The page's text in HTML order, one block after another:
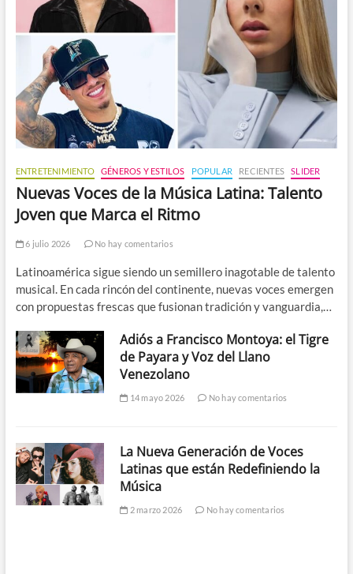
ENTRETENIMIENTO GÉNEROS Y ESTILOS POPULAR RECIENTES SLIDER
Nuevas Voces de la Música Latina: Talento
Joven que Marca el Ritmo
6 julio 2026 No hay comentarios
Latinoamérica sigue siendo un semillero inagotable de talento
musical. En cada rincón del continente, nuevas voces emergen
con propuestas frescas que fusionan tradición y vanguardia,…
Adiós a Francisco Montoya: el Tigre
de Payara y Voz del Llano
Venezolano
14 mayo 2026 No hay comentarios
La Nueva Generación de Voces
Latinas que están Redefiniendo la
Música
2 marzo 2026 No hay comentarios